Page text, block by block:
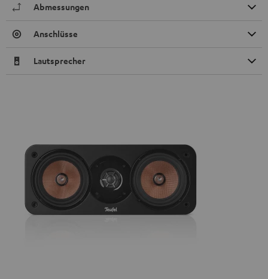
Abmessungen
Anschlüsse
Lautsprecher